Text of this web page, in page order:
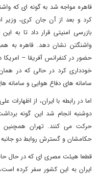
قاهره مواجه شد به گونه ای که
کرد و بعد از آن جان کری، وزیر
بازرسی امنیتی قرار داد تا به
واشنگتن نشان دهد. قاهره به
حضور در کنفرانس آفریقا – امریکا
خودداری کرد در حالی که در
سامانه های دفاع هوایی و سامانه
اما در رابطه با ایران، از اظهارات
دوشنبه انجام شد این گونه
حرکت می کنند. تهران همچنین
حکامشان و گسترش روابط دو جانبه
قطعا هیئت مصری ای که در حال
ایران به این کشور سفر کرده